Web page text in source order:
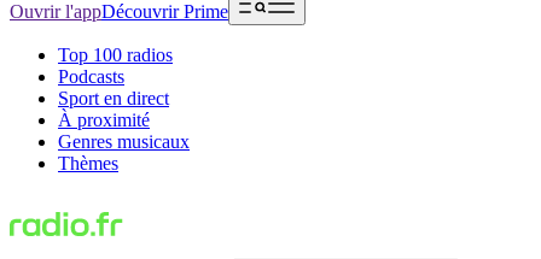
Ouvrir l'appDécouvrir Prime
Top 100 radios
Podcasts
Sport en direct
À proximité
Genres musicaux
Thèmes